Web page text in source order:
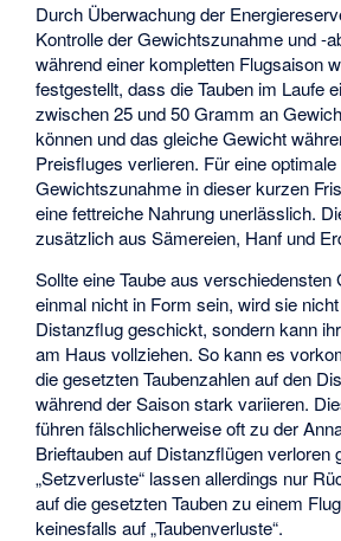
Durch Überwachung der
Kontrolle der Gewichtszunahme und -
während einer kompletten Flugsaison
festgestellt, dass die Tauben im Laufe
zwischen 25 und 50 Gramm an
können und das gleiche Gewicht
Preisfluges verlieren. Für eine optimale
Gewichtszunahme in dieser kurzen
eine fettreiche Nahrung unerlässlich.
zusätzlich aus Sämereien, Hanf und
Sollte eine Taube aus verschiedensten
einmal nicht in Form sein, wird sie
Distanzflug geschickt, sondern kann
am Haus vollziehen. So kann es
die gesetzten Taubenzahlen auf den
während der Saison stark variieren.
führen fälschlicherweise oft zu der
Brieftauben auf Distanzflügen verloren
„Setzverluste“ lassen allerdings nur
auf die gesetzten Tauben zu einem
keinesfalls auf „Taubenverluste“.